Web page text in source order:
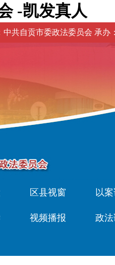
-凯发真人
中共自贡市委政法委员会 承办
区县视窗 以
视频播报 政